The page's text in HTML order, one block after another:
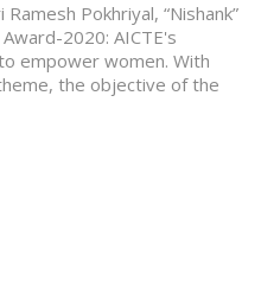
Pokhriyal, “Nishank”
2020: AICTE's
empower women. With
the objective of the